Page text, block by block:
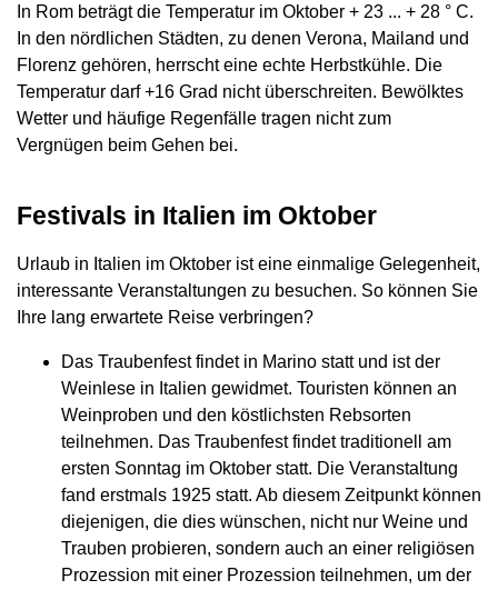
In Rom beträgt die Temperatur im Oktober + 23 ... + 28 ° C.
In den nördlichen Städten, zu denen Verona, Mailand und
Florenz gehören, herrscht eine echte Herbstkühle. Die
Temperatur darf +16 Grad nicht überschreiten. Bewölktes
Wetter und häufige Regenfälle tragen nicht zum
Vergnügen beim Gehen bei.
Festivals in Italien im Oktober
Urlaub in Italien im Oktober ist eine einmalige Gelegenheit,
interessante Veranstaltungen zu besuchen. So können Sie
Ihre lang erwartete Reise verbringen?
Das Traubenfest findet in Marino statt und ist der
Weinlese in Italien gewidmet. Touristen können an
Weinproben und den köstlichsten Rebsorten
teilnehmen. Das Traubenfest findet traditionell am
ersten Sonntag im Oktober statt. Die Veranstaltung
fand erstmals 1925 statt. Ab diesem Zeitpunkt können
diejenigen, die dies wünschen, nicht nur Weine und
Trauben probieren, sondern auch an einer religiösen
Prozession mit einer Prozession teilnehmen, um der